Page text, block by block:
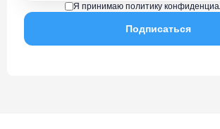
Я принимаю политику